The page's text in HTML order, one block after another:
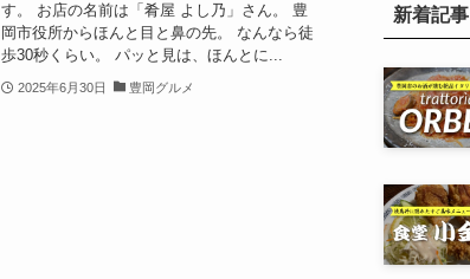
す。 お店の名前は「肴屋 よし乃」さん。 豊
岡市役所からほんと目と鼻の先。 なんなら徒
歩30秒くらい。 パッと見は、ほんとに...
2025年6月30日 豊岡グルメ
新着記事